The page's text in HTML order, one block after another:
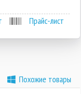
Прайс-лист
Похожие товары